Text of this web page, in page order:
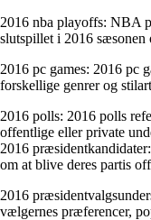
2016 nba playoffs: NBA
slutspillet i 2016 sæsonen
2016 pc games: 2016 pc
forskellige genrer og
2016 polls: 2016 polls
offentlige eller private
2016
om at blive deres partis
2016
vælgernes præferencer,